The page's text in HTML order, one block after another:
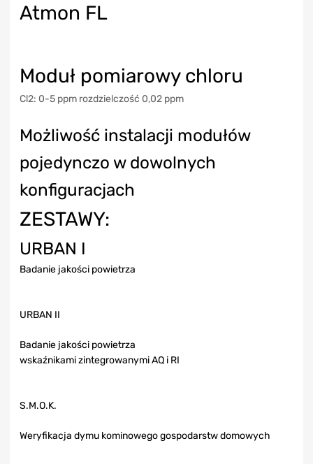
Atmon FL
Moduł pomiarowy chloru
Cl2: 0-5 ppm rozdzielczość 0,02 ppm
Możliwość instalacji modułów
pojedynczo w dowolnych
konfiguracjach
ZESTAWY:
URBAN I
Badanie jakości powietrza
URBAN II
Badanie jakości powietrza
wskaźnikami zintegrowanymi AQ i RI
S.M.O.K.
Weryfikacja dymu kominowego gospodarstw domowych